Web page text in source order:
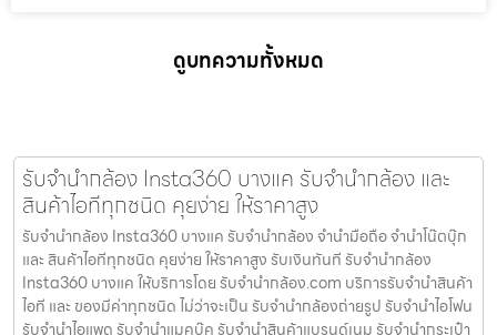
ดูบทความทั้งหมด
รับจำนำกล้อง Insta360 บางแค รับจํานํากล้อง และ
สินค้าไอทีทุกชนิด คุยง่าย ให้ราคาสูง
รับจำนำกล้อง Insta360 บางแค รับจํานํากล้อง จำนำมือถือ จำนำโน๊ตบุ๊ก
และ สินค้าไอทีทุกชนิด คุยง่าย ให้ราคาสูง รับเงินทันที รับจำนำกล้อง
Insta360 บางแค ให้บริการโดย รับจํานํากล้อง.com บริการรับจํานําสินค้า
ไอที และ ของมีค่าทุกชนิด ไม่ว่าจะเป็น รับจํานํากล้องถ่ายรูป รับจํานําไอโฟน
รับจํานําไอแพด รับจํานําแมคบุ๊ค รับจํานําสินค้าแบรนด์เนม รับจํานํากระเป๋า